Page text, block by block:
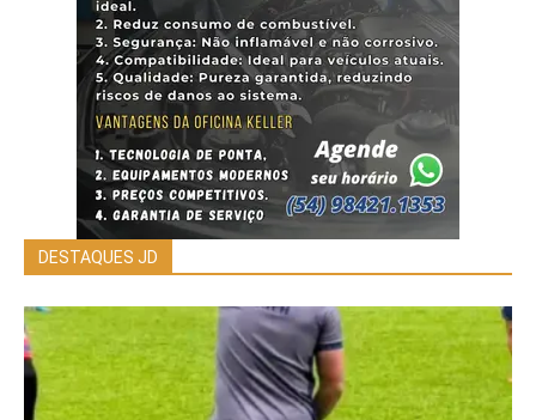
DESTAQUES JD